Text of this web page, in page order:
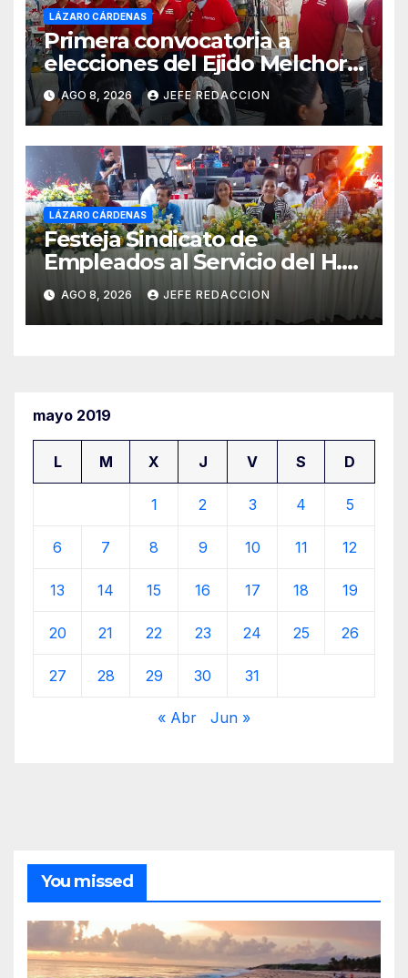
LÁZARO CÁRDENAS
Primera convocatoria a
elecciones del Ejido Melchor
Ocampo en Lázaro Cárdenas
el domingo
AGO 8, 2026 JEFE REDACCION
LÁZARO CÁRDENAS
Festeja Sindicato de
Empleados al Servicio del H.
Ayuntamiento de LZC Día del
Empleado Municipal
AGO 8, 2026 JEFE REDACCION
mayo 2019
L M X J V S D
1 2 3 4 5
6 7 8 9 10 11 12
13 14 15 16 17 18 19
20 21 22 23 24 25 26
27 28 29 30 31
« Abr Jun »
You missed